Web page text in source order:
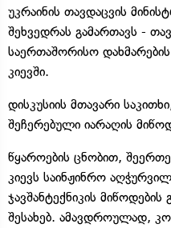
უკრაინის თავდაცვის
შეხვედრას გამართავს -
საერთაშორისო
კიევში.
დისკუსიის მთავარი
შეჩერებული იარაღის
წყაროების ცნობით,
კიევს საინჟინრო
ჯავშანტექნიკის მიწოდების
შესახებ. ამავდროულად,